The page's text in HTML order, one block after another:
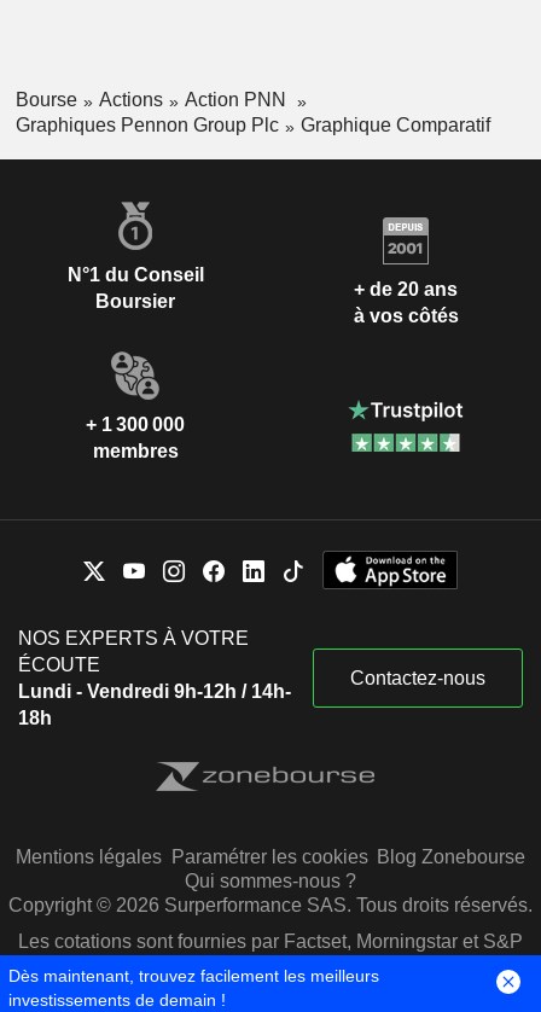
Bourse Actions
Action PNN
Graphiques Pennon Group Plc
Graphique Comparatif
N°1 du Conseil
Boursier
+ de 20 ans
à vos côtés
+ 1 300 000
membres
NOS EXPERTS À VOTRE
ÉCOUTE
Lundi - Vendredi 9h-12h / 14h-
18h
Contactez-nous
Mentions légales Paramétrer les cookies Blog Zonebourse
Qui sommes-nous ?
Copyright © 2026 Surperformance SAS. Tous droits réservés.
Les cotations sont fournies par Factset, Morningstar et S&P
Capital IQ
Dès maintenant, trouvez facilement les meilleurs
investissements de demain !